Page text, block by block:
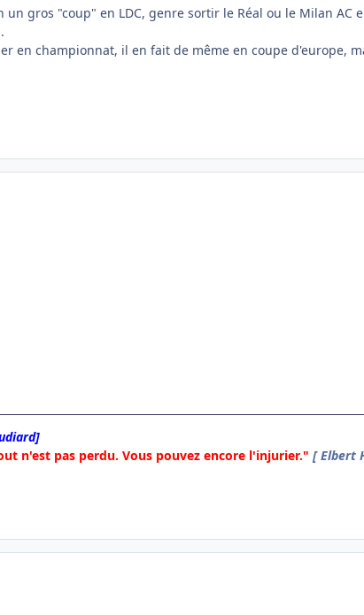
gros "coup" en LDC, genre sortir le Réal ou le Milan AC
en championnat, il en fait de même en coupe d'europe,
n'est pas perdu. Vous pouvez encore l'injurier." [ Elbert